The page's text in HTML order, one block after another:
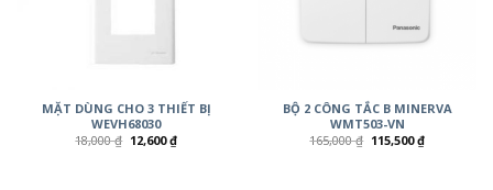
MẶT DÙNG CHO 3 THIẾT BỊ
WEVH68030
18,000₫ 12,600₫
BỘ 2 CÔNG TẮC B MINERVA
WMT503-VN
165,000₫ 115,500₫